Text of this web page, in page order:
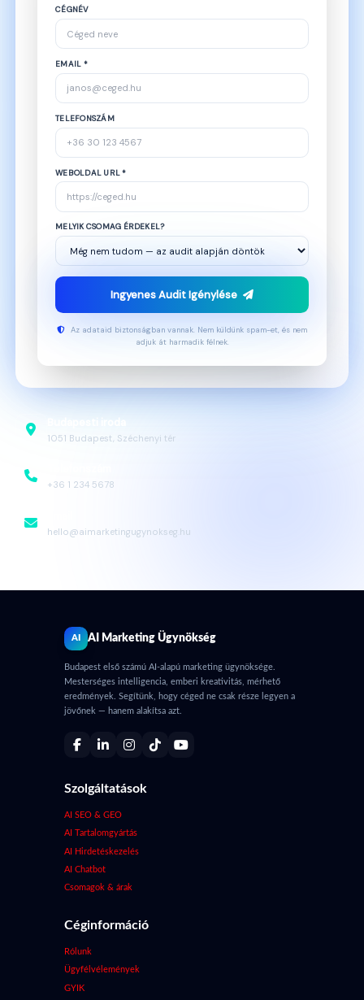
CÉGNÉV
EMAIL *
TELEFONSZÁM
WEBOLDAL URL *
MELYIK CSOMAG ÉRDEKEL?
Ingyenes Audit Igénylése
Az adataid biztonságban vannak. Nem küldünk spam-et, és nem
adjuk át harmadik félnek.
1051 Budapest, Széchenyi tér
+36 1 234 5678
hello@aimarketingugynokseg.hu
AI AI Marketing Ügynökség
Budapest első számú AI-alapú marketing ügynöksége.
Mesterséges intelligencia, emberi kreativitás, mérhető
eredmények. Segítünk, hogy céged ne csak része legyen a
jövőnek — hanem alakítsa azt.
Szolgáltatások
AI SEO & GEO
AI Tartalomgyártás
AI Hirdetéskezelés
AI Chatbot
Csomagok & árak
Céginformáció
Rólunk
Ügyfélvélemények
GYIK